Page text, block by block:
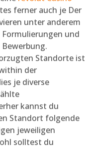
ferner auch je Der
unter anderem
und
Standorte ist
der
je diverse
kannst du
Standort folgende
jeweiligen
solltest du